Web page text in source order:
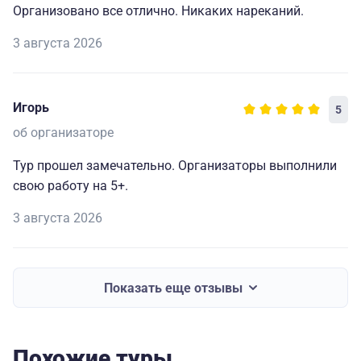
Организовано все отлично. Никаких нареканий.
3 августа 2026
Игорь 5
об организаторе
Тур прошел замечательно. Организаторы выполнили
свою работу на 5+.
3 августа 2026
Показать еще отзывы